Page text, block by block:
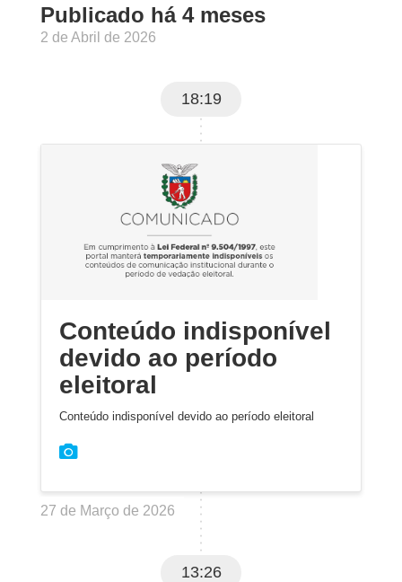
Publicado há 4 meses
2 de Abril de 2026
18:19
Conteúdo indisponível
devido ao período
eleitoral
Conteúdo indisponível devido ao período eleitoral
27 de Março de 2026
13:26